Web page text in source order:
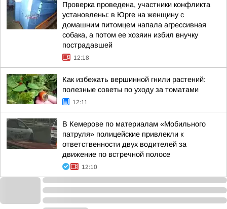
Проверка проведена, участники конфликта
установлены: в Юрге на женщину с
домашним питомцем напала агрессивная
собака, а потом ее хозяин избил внучку
пострадавшей
12:18
Как избежать вершинной гнили растений:
полезные советы по уходу за томатами
12:11
В Кемерове по материалам «Мобильного
патруля» полицейские привлекли к
ответственности двух водителей за
движение по встречной полосе
12:10